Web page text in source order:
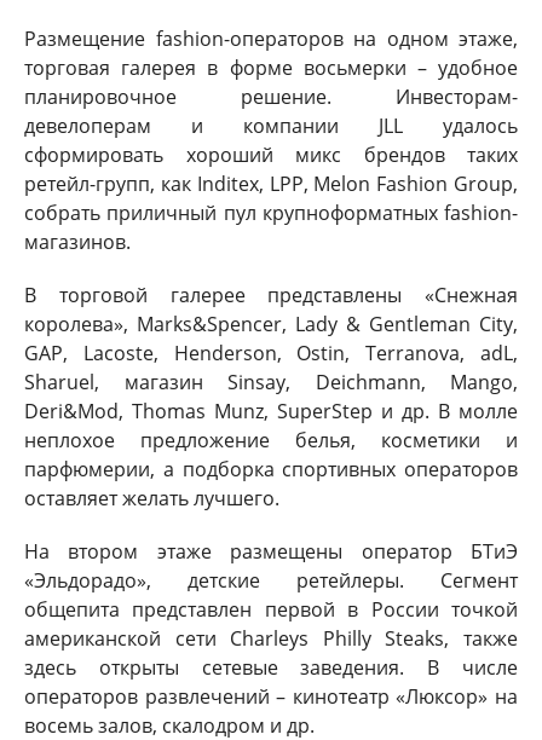
Размещение fashion-операторов на одном этаже,
торговая галерея в форме восьмерки – удобное
планировочное решение. Инвесторам-
девелоперам и компании JLL удалось
сформировать хороший микс брендов таких
ретейл-групп, как Inditex, LPP, Melon Fashion Group,
собрать приличный пул крупноформатных fashion-
магазинов.
В торговой галерее представлены «Снежная
королева», Marks&Spencer, Lady & Gentleman City,
GAP, Lacoste, Henderson, Ostin, Terranova, adL,
Sharuel, магазин Sinsay, Deichmann, Mango,
Deri&Mod, Thomas Munz, SuperStep и др. В молле
неплохое предложение белья, косметики и
парфюмерии, а подборка спортивных операторов
оставляет желать лучшего.
На втором этаже размещены оператор БТиЭ
«Эльдорадо», детские ретейлеры. Сегмент
общепита представлен первой в России точкой
американской сети Charleys Philly Steaks, также
здесь открыты сетевые заведения. В числе
операторов развлечений – кинотеатр «Люксор» на
восемь залов, скалодром и др.